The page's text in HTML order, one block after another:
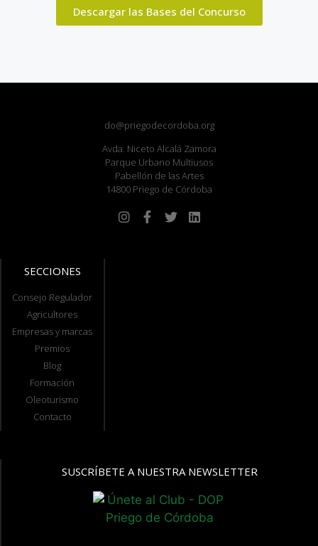
Descargar las Bases del Concurso
do@priegodecordoba.org
Avda. Niceto Alcalá Zamora
Parque Urbano Multiusos
Pabellón de las Artes
14800 Priego de Córdoba
SECCIONES
Consejo Regulador
Agricultores
Empresas y marcas
Premios
Blog
Formación
Oleoturismo
Contacto
SUSCRÍBETE A NUESTRA NEWSLETTER